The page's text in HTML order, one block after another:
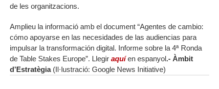
de les organitzacions.
Amplieu la informació amb el document “Agentes de cambio:
cómo apoyarse en las necesidades de las audiencias para
impulsar la transformación digital. Informe sobre la 4ª Ronda
de Table Stakes Europe”. Llegir aquíen espanyol.- Àmbit
d’Estratègia (Il·lustració: Google News Initiative)